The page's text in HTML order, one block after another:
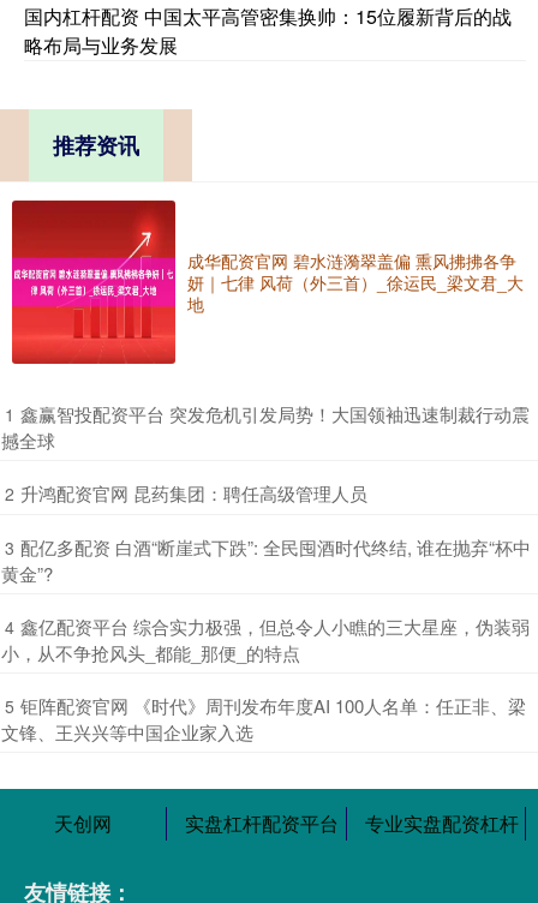
国内杠杆配资 中国太平高管密集换帅：15位履新背后的战
略布局与业务发展
推荐资讯
成华配资官网 碧水涟漪翠盖偏 熏风拂拂各争
妍｜七律 风荷（外三首）_徐运民_梁文君_大
地
1 ​鑫赢智投配资平台 突发危机引发局势！大国领袖迅速制裁行动震
撼全球
2 ​升鸿配资官网 昆药集团：聘任高级管理人员
3 ​配亿多配资 白酒“断崖式下跌”: 全民囤酒时代终结, 谁在抛弃“杯中
黄金”?
4 ​鑫亿配资平台 综合实力极强，但总令人小瞧的三大星座，伪装弱
小，从不争抢风头_都能_那便_的特点
5 ​钜阵配资官网 《时代》周刊发布年度AI 100人名单：任正非、梁
文锋、王兴兴等中国企业家入选
天创网 实盘杠杆配资平台 专业实盘配资杠杆
友情链接：